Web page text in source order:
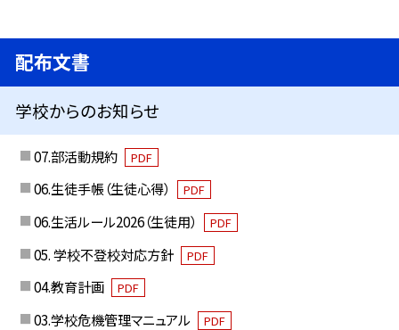
配布文書
学校からのお知らせ
07.部活動規約 PDF
06.生徒手帳（生徒心得） PDF
06.生活ルール2026（生徒用） PDF
05. 学校不登校対応方針 PDF
04.教育計画 PDF
03.学校危機管理マニュアル PDF